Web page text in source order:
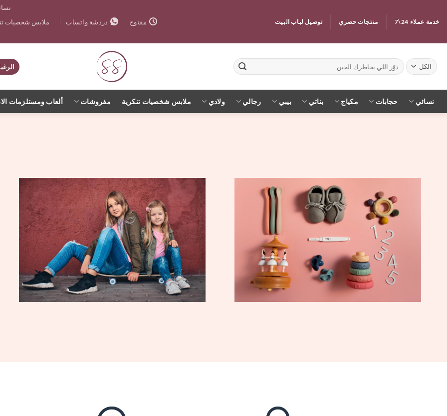
للمحتوى
خدمة عملاء 24\7 منتجات حصري توصيل لباب البيت مفتوح دردشة واتساب
ملابس شخصيات
البحث
عن:
نسائي حجابات مكياج بناتي بيبي رجالي ولادي ملابس شخصيات تنكرية مفروشات ألعاب ومستلزمات